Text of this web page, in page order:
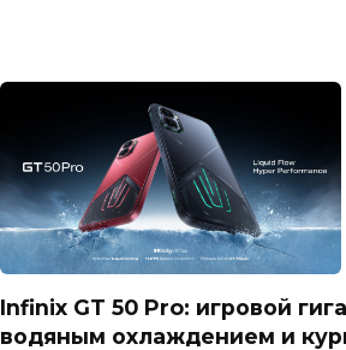
Infinix GT 50 Pro: игровой
водяным охлаждением и